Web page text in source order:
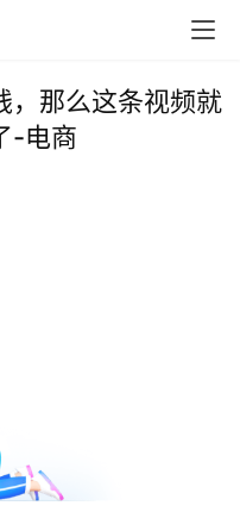
，那么这条视频就
-电商